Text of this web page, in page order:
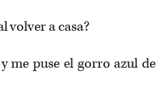
volver a casa?
me puse el gorro azul de